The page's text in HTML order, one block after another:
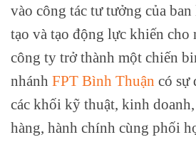
vào công tác tư tưởng của
tạo và tạo động lực khiến cho
công ty trở thành một chiến
nhánh FPT Bình Thuận có sự
các khối kỹ thuật, kinh doanh,
hàng, hành chính cùng phối